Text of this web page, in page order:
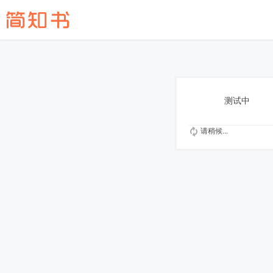
测试中
请稍候...